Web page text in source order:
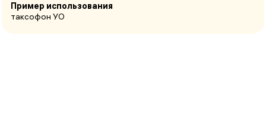
Пример использования
таксофон УО